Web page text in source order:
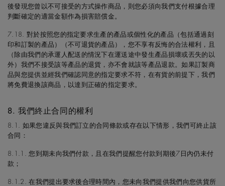
後發現您曾以不可接受的方式操作商品，則您必須向我們支付根據合理
判斷確定的適當金額作為損害賠償金。
7.18. 對於按照您的指定要求生產的產品或個性化的產品（包括通過刻
印和訂製的產品）（不可退貨的產品），您不享有反悔的合法權利，且
（除由我們的承運人配送的情況下在運送途中發生產品損壞或丟失的以
外）我們不接受該等產品的退貨，亦不會就該等產品退款。如果訂製商
品與您提供並經我們確認同意的指定要求不符，在有貨的前提下，我們
將免費退換該商品，以達到正確的指定要求。
8. 我們終止合同的權利
8.1. 如果您違反與我們訂立的合同條款或存在以下情形，我們可終止該
合同：
8.1.1. 您到期未向我們付款，且在我們提醒您付款到期後7日內仍未付
款；
8.1.2. 在我們提出要求後合理時間內，您未向我們提供我們向您供貨所